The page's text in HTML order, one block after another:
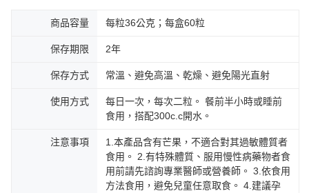
商品容量 每粒36公克；每盒60粒
保存期限 2年
保存方式 常溫、避免高溫、乾燥、避免陽光直射
使用方式
每日一次，每次二粒。 餐前半小時或睡前
食用，搭配300c.c開水。
注意事項
1.本產品含有芒果，不適合對其過敏體質者
食用。 2.有特殊體質、服用慢性病藥物者食
用前請先諮詢專業醫師或營養師。 3.依食用
方法食用，避免兒童任意取食。 4.建議孕